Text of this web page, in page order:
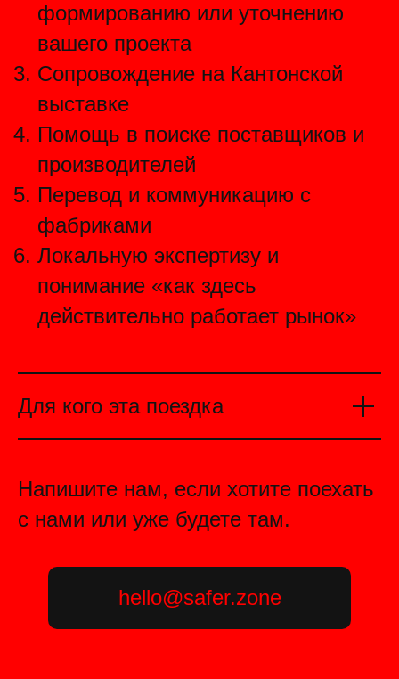
формированию или уточнению
вашего проекта
Сопровождение на Кантонской
выставке
Помощь в поиске поставщиков и
производителей
Перевод и коммуникацию с
фабриками
Локальную экспертизу и
понимание «как здесь
действительно работает рынок»
Для кого эта поездка
Напишите нам, если хотите поехать
с нами или уже будете там.
hello@safer.zone